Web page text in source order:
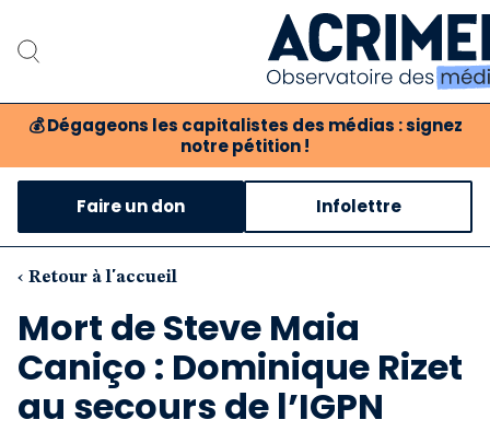
💰 Dégageons les capitalistes des médias : signez
notre pétition !Notre association
Notre critique des
Notre revue
Boutique
Faire un don Infolettre
‹ Retour à l'accueil
Mort de Steve Maia
Caniço : Dominique Rizet
au secours de l’IGPN